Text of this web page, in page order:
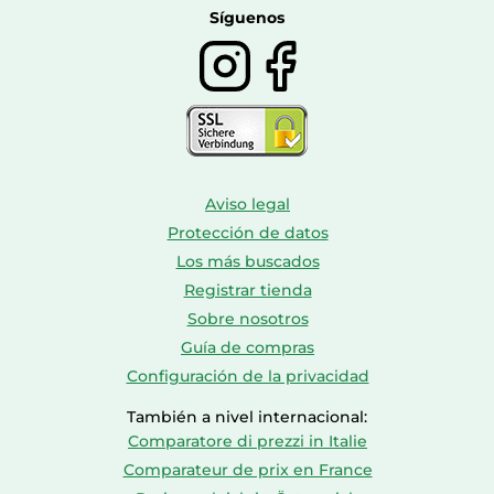
Síguenos
Aviso legal
Protección de datos
Los más buscados
Registrar tienda
Sobre nosotros
Guía de compras
Configuración de la privacidad
También a nivel internacional:
Comparatore di prezzi in Italie
Comparateur de prix en France